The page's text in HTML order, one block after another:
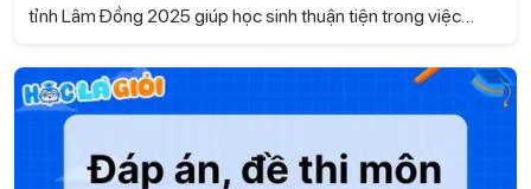
tỉnh Lâm Đồng 2025 giúp học sinh thuận tiện trong việc